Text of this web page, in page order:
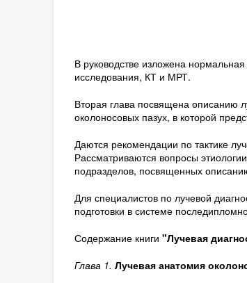
В руководстве изложена
исследования, КТ и МРТ.
Вторая глава посвящена описанию
околоносовых пазух, в которой
Даются рекомендации по тактике
Рассматриваются вопросы
подразделов, посвященных
Для специалистов по лучевой
подготовки в системе
Содержание книги "Лучевая
Глава 1. Лучевая анатомия